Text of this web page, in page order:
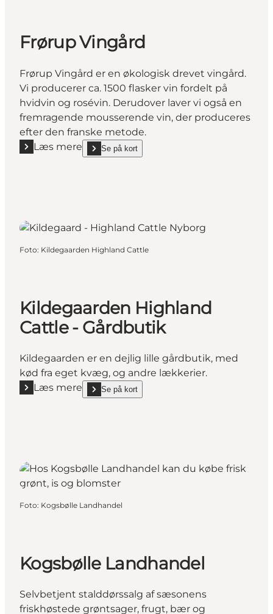
Frørup Vingård
Frørup Vingård er en økologisk drevet vingård.
Vi producerer ca. 1500 flasker vin fordelt på
hvidvin og rosévin. Derudover laver vi også en
fremragende mousserende vin, der produceres
efter den franske metode.
Læs mere
Læs mere "Frørup Vingård"
Se på kort
show Frørup Vingård on_map
Foto: Kildegaarden Highland Cattle
Kildegaarden Highland
Cattle - Gårdbutik
Kildegaarden er en dejlig lille gårdbutik, med
kød fra eget kvæg, og andre lækkerier.
Læs mere
Læs mere "Kildegaarden Highland Cattle -
Se på kort
show Kildegaarden Highland Cattle - Gårdbutik
Foto: Kogsbølle Landhandel
Kogsbølle Landhandel
Selvbetjent stalddørssalg af sæsonens
friskhøstede grøntsager, frugt, bær og